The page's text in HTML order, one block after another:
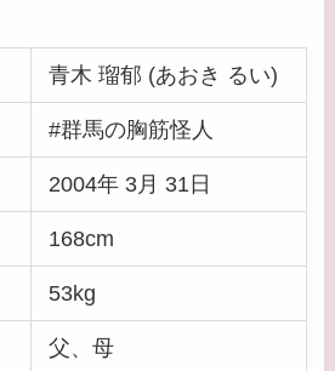
青木 瑠郁 (あおき るい)
#群馬の胸筋怪人
2004年 3月 31日
168cm
53kg
父、母